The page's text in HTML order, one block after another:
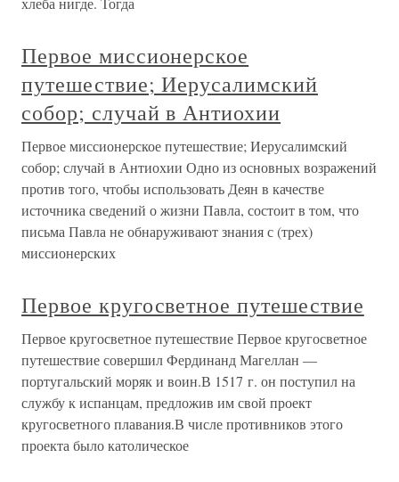
Первое миссионерское
путешествие; Иерусалимский
собор; случай в Антиохии
Первое миссионерское путешествие; Иерусалимский
собор; случай в Антиохии Одно из основных возражений
против того, чтобы использовать Деян в качестве
источника сведений о жизни Павла, состоит в том, что
письма Павла не обнаруживают знания с (трех)
миссионерских
Первое кругосветное путешествие
Первое кругосветное путешествие Первое кругосветное
путешествие совершил Фердинанд Магеллан —
португальский моряк и воин.В 1517 г. он поступил на
службу к испанцам, предложив им свой проект
кругосветного плавания.В числе противников этого
проекта было католическое